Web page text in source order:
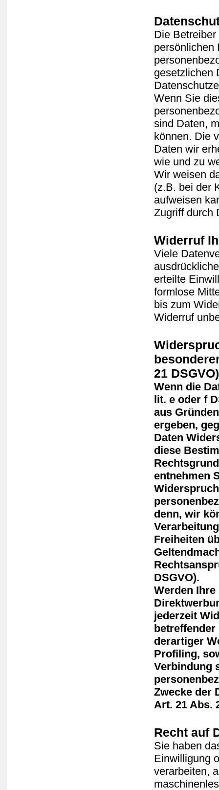
Die
persönlichen
gesetzlichen
Wenn Sie
sind Daten,
können. Die
Daten wir
wie und zu
Wir weisen
(z.B. bei der
aufweisen
Zugriff durch
Widerruf
Viele
erteilte
formlose
bis zum
Widerruf
21 DSGVO)
Wenn die
lit. e oder f
aus
ergeben,
Daten
diese
entnehmen
denn, wir
Freiheiten
DSGVO).
Werden
jederzeit
betreffender
derartiger
Profiling,
Verbindung
Zwecke der
Art. 21 Abs.
Recht auf
Sie haben
Einwilligung
verarbeiten,